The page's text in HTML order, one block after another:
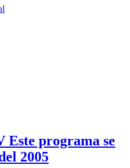
Este programa se
2005